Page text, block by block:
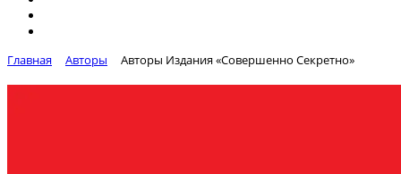
Главная Авторы Авторы Издания «Совершенно Секретно»